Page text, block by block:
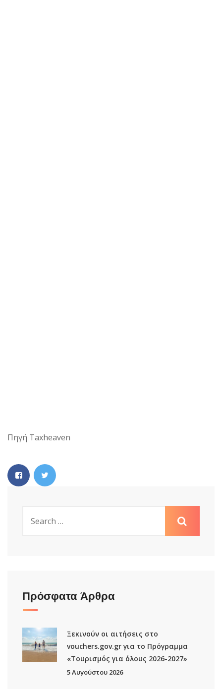
Πηγή Taxheaven
Πρόσφατα Άρθρα
Ξεκινούν οι αιτήσεις στο
vouchers.gov.gr για το Πρόγραμμα
«Τουρισμός για όλους 2026-2027»
5 Αυγούστου 2026